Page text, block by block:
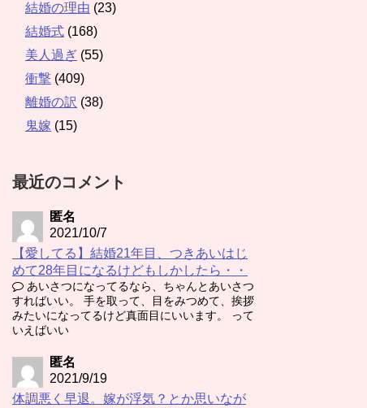
結婚の理由 (23)
結婚式 (168)
美人過ぎ (55)
衝撃 (409)
離婚の訳 (38)
鬼嫁 (15)
最近のコメント
匿名
2021/10/7
【愛してる】結婚21年目、つきあいはじ
めて28年目になるけどもしかしたら・・
あいさつになってるなら、ちゃんとあいさつ
すればいい。 手を取って、目をみつめて、挨拶
みたいになってるけど真面目にいいます。 って
いえばいい
匿名
2021/9/19
体調悪く早退。嫁が浮気？とか思いなが